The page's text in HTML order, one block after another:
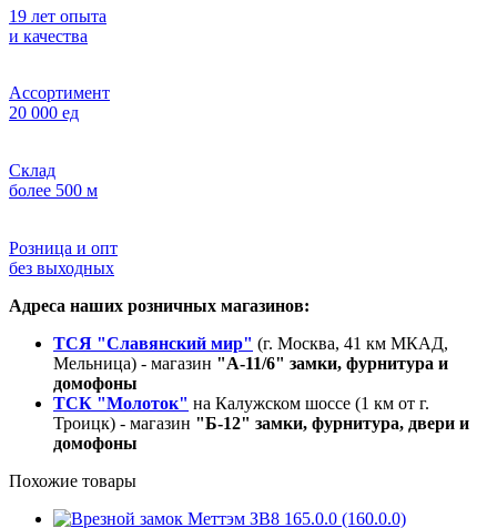
19 лет опыта
и качества
Ассортимент
20 000 ед
Склад
более 500 м
Розница и опт
без выходных
Адреса наших розничных магазинов:
ТСЯ "Славянский мир" (г. Москва, 41 км МКАД,
Мельница) - магазин "А-11/6" замки, фурнитура и
домофоны
ТСК "Молоток" на Калужском шоссе (1 км от г.
Троицк) - магазин "Б-12" замки, фурнитура, двери и
домофоны
Похожие товары